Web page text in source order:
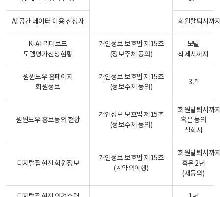
AI 공간 데이터 이용 신청자 회원탈퇴시까
K-AI 리더보드
모델평가신청현황
개인정보 보호법 제15조
(정보주체 동의)
모델
삭제시까지
원윈도우 홈페이지
회원정보
개인정보 보호법 제15조
(정보주체 동의)
3년
원윈도우 홍보동의 현황
개인정보 보호법 제15조
(정보주체 동의)
회원탈퇴시까
혹은 동의
철회시
디지털집현전 회원정보
개인정보 보호법 제15조
(계약의이행)
회원탈퇴시까
혹은 2년
(재동의)